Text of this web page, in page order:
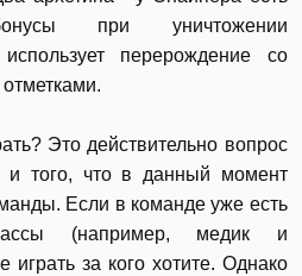
при уничтожении
перерождение со
Это действительно вопрос
и того, что в данный момент
Если в команде уже есть
(например, медик и
за кого хотите. Однако